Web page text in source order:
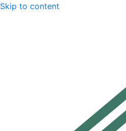
Skip to content